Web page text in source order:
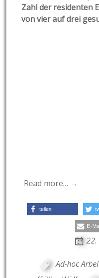
Zahl der residenten
von vier auf drei
Read more… →
teilen
E-
22.
Ad-hoc